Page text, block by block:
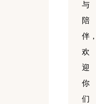
与
陪
伴，
欢
迎
你
们